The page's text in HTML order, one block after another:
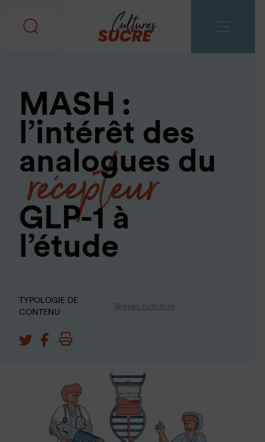
MASH :
l’intérêt des
analogues du
récepteur
GLP-1 à
l’étude
TYPOLOGIE DE
CONTENU
Brèves nutrition